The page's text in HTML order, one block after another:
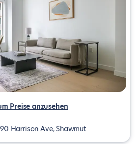
Preise anzusehen
Harrison Ave, Shawmut